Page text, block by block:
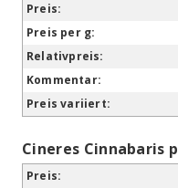
Cineres Cinnabaris